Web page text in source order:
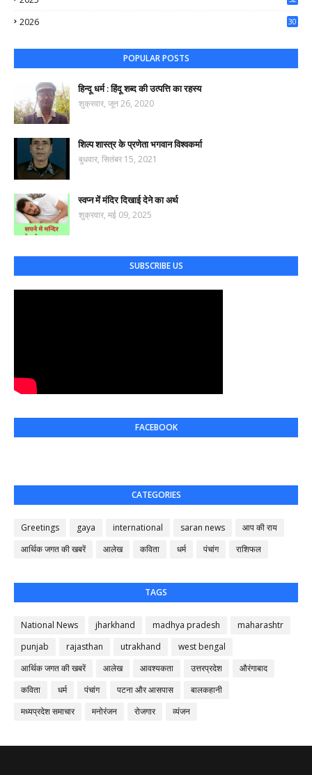
2026
30
POPULAR POSTS
हिन्दू धर्म : हिंदू शब्द की उत्पत्ति का रहस्य
शुक्रवार, जून 26, 2020
शिल्प शास्त्र के प्रणेता भगवान विश्वकर्मा
बुधवार, सितंबर 15, 2021
स्वप्न में मंदिर दिखाई देने का अर्थ
शुक्रवार, मई 09, 2025
SUBSCRIBE US
FACEBOOK
CATEGORIES
Greetings gaya international saran news
आप की राय
आर्थिक जगत की खबरें
आलेख कविता धर्म पंचांग राशिफल
TAGS
National News jharkhand madhya pradesh
maharashtr
punjab
rajasthan utrakhand
west bengal
आर्थिक जगत की खबरें
आलेख आवश्यकता उत्तरप्रदेश
औरंगाबाद
कविता
धर्म पंचांग पटना और आसपास
बालकहानी
मध्यप्रदेश समाचार
मनोरंजन रोजगार व्यंजन